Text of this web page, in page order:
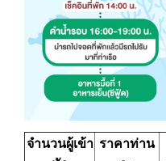
จำนวนผู้เข้า ราคาท่าน